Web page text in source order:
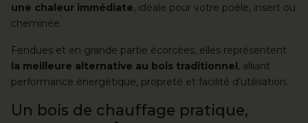
une chaleur immédiate, idéale pour votre poêle, insert ou
cheminée.
Fendues et en grande partie écorcées, elles représentent
la meilleure alternative au bois traditionnel, alliant
performance énergétique, propreté et facilité d’utilisation.
Un bois de chauffage pratique,